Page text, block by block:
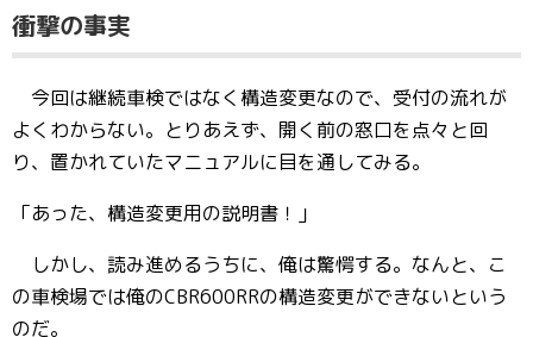
衝撃の事実
今回は継続車検ではなく構造変更なので、受付の流れが
よくわからない。とりあえず、開く前の窓口を点々と回
り、置かれていたマニュアルに目を通してみる。
「あった、構造変更用の説明書！」
しかし、読み進めるうちに、俺は驚愕する。なんと、こ
の車検場では俺のCBR600RRの構造変更ができないという
のだ。